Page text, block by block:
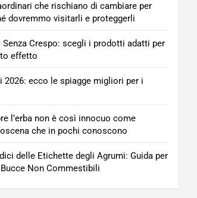
che rischiano di cambiare per
dovremmo visitarli e proteggerli
Crespo: scegli i prodotti adatti per
effetto
2026: ecco le spiagge migliori per i
l’erba non è così innocuo come
che in pochi conoscono
delle Etichette degli Agrumi: Guida per
Non Commestibili